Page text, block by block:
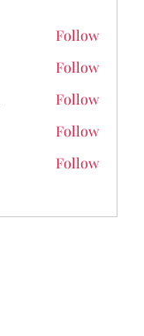
Follow
Follow
Follow
Follow
Follow